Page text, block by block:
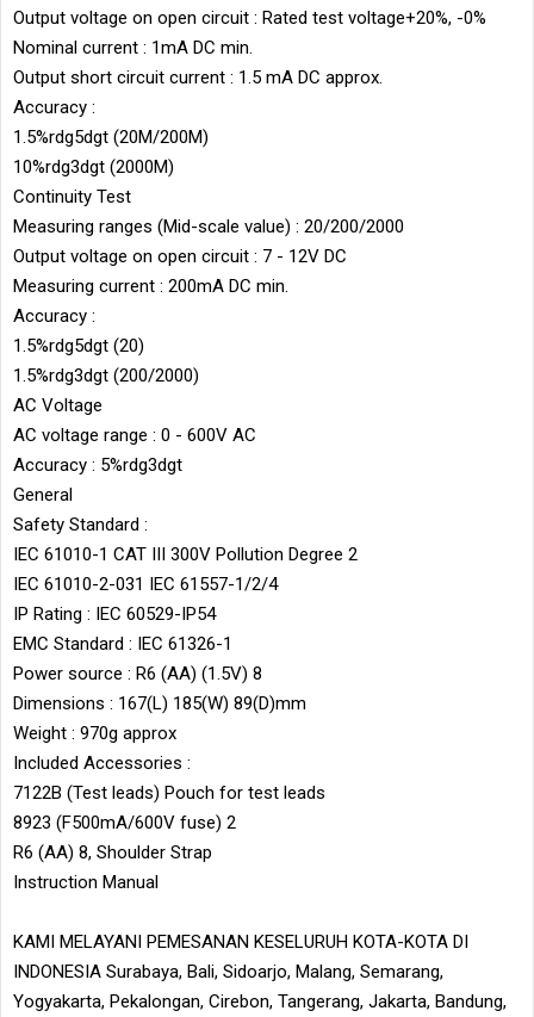
Output voltage on open circuit : Rated test voltage+20%, -0%
Nominal current : 1mA DC min.
Output short circuit current : 1.5 mA DC approx.
Accuracy :
1.5%rdg5dgt (20M/200M)
10%rdg3dgt (2000M)
Continuity Test
Measuring ranges (Mid-scale value) : 20/200/2000
Output voltage on open circuit : 7 - 12V DC
Measuring current : 200mA DC min.
Accuracy :
1.5%rdg5dgt (20)
1.5%rdg3dgt (200/2000)
AC Voltage
AC voltage range : 0 - 600V AC
Accuracy : 5%rdg3dgt
General
Safety Standard :
IEC 61010-1 CAT III 300V Pollution Degree 2
IEC 61010-2-031 IEC 61557-1/2/4
IP Rating : IEC 60529-IP54
EMC Standard : IEC 61326-1
Power source : R6 (AA) (1.5V) 8
Dimensions : 167(L) 185(W) 89(D)mm
Weight : 970g approx
Included Accessories :
7122B (Test leads) Pouch for test leads
8923 (F500mA/600V fuse) 2
R6 (AA) 8, Shoulder Strap
Instruction Manual
KAMI MELAYANI PEMESANAN KESELURUH KOTA-KOTA DI
INDONESIA Surabaya, Bali, Sidoarjo, Malang, Semarang,
Yogyakarta, Pekalongan, Cirebon, Tangerang, Jakarta, Bandung,